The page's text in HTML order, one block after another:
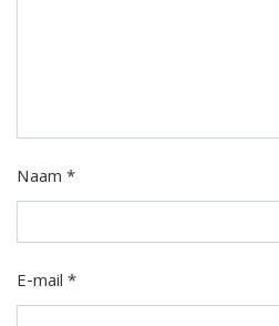
Naam*
E-mail*